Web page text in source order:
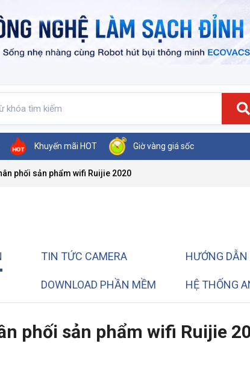
Khuyến mãi HOT Giờ vàng giá sốc
phối sản phẩm wifi Ruijie 2020
TIN TỨC CAMERA HƯỚNG
DOWNLOAD PHẦN MỀM HỆ THỐNG
phối sản phẩm wifi Ruijie